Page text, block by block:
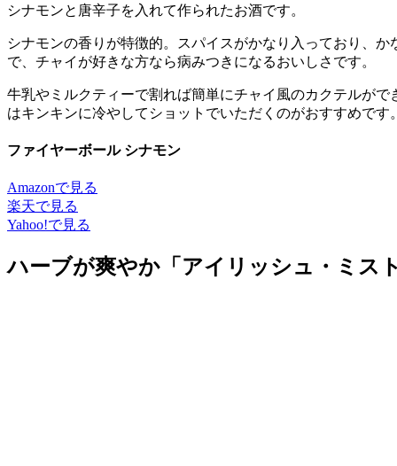
シナモンと唐辛子を入れて作られたお酒です。
シナモンの香りが特徴的。スパイスがかなり入っており、
で、チャイが好きな方なら病みつきになるおいしさです。
牛乳やミルクティーで割れば簡単にチャイ風のカクテルが
はキンキンに冷やしてショットでいただくのがおすすめです
ファイヤーボール シナモン
Amazonで見る
楽天で見る
Yahoo!で見る
ハーブが爽やか「アイリッシュ・ミス